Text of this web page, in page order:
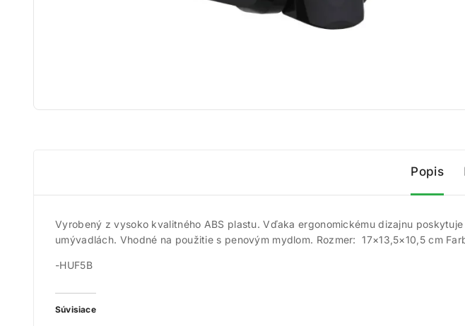
Popis
Vyrobený z vysoko kvalitného ABS plastu. Vďaka ergonomickému dizajnu
umývadlách. Vhodné na použitie s penovým mydlom. Rozmer: 17×13,5×10,5 cm
-HUF5B
Súvisiace